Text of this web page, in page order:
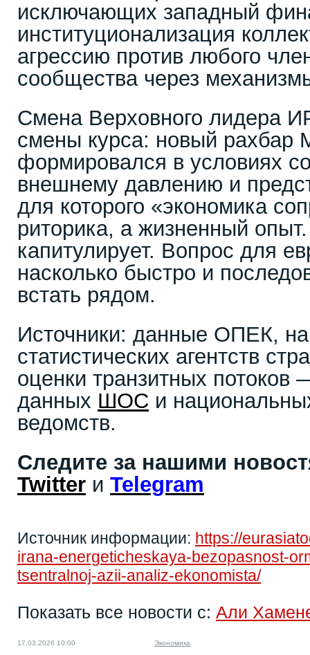
исключающих западный
институционализация
агрессию против любого
сообщества через
Смена Верховного лидера
смены курса: новый рахбар
формировался в условиях
внешнему давлению и
для которого «экономика
риторика, а жизненный
капитулирует. Вопрос для
насколько быстро и
встать рядом.
Источники: данные ОПЕК,
статистических агентств
оценки транзитных потоков
данных ШОС и
ведомств.
Следите за нашими
Twitter и Telegram
Источник информации: https://
irana-energeticheskaya-bezopasnost-
tsentralnoj-azii-analiz-ekonomista/
Показать все новости с: Али
17.03.2026 10:00 Экономика